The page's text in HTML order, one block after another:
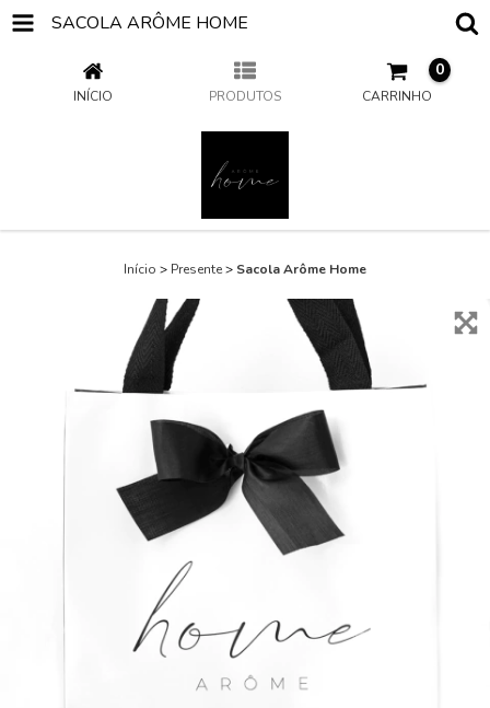
SACOLA ARÔME HOME
INÍCIO PRODUTOS CARRINHO
0
Início > Presente> Sacola Arôme Home